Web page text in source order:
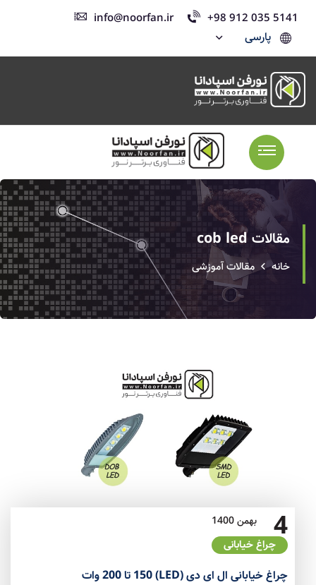
+98 912 035 5141
info@noorfan.ir
پارسی
مقالات cob led
خانه مقالات آموزشی
4 بهمن1400
چراغ خیابانی
چراغ خیابانی ال ای دی (LED) 150 تا 200 وات